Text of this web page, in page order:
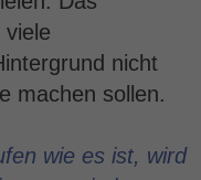
nicht
machen sollen.
wie es ist, wird